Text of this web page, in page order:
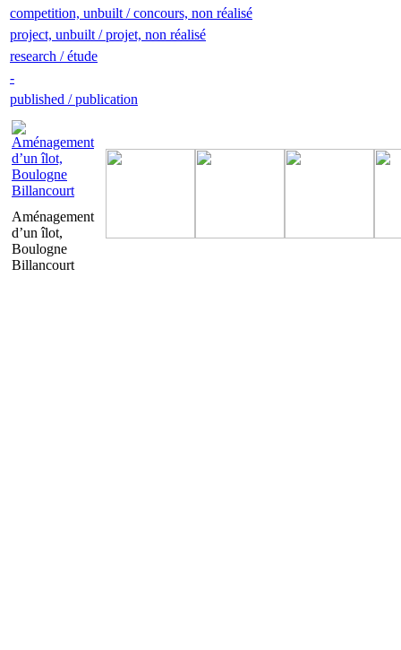
competition, unbuilt / concours, non réalisé
project, unbuilt / projet, non réalisé
research / étude
-
published / publication
Aménagement
d’un îlot,
Boulogne
Billancourt